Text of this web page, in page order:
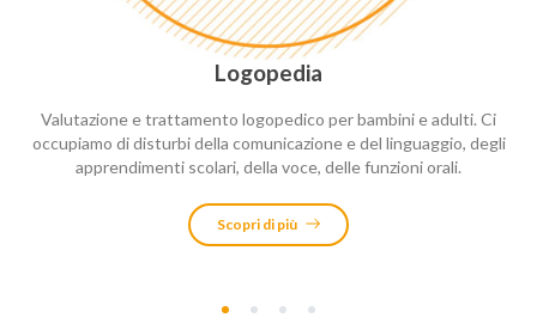
Logopedia
Valutazione e trattamento logopedico per bambini e adulti. Ci
occupiamo di disturbi della comunicazione e del linguaggio, degli
apprendimenti scolari, della voce, delle funzioni orali.
Scopri di più
1 2 3 4